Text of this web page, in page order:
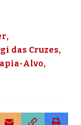
das Cruzes
Alvo